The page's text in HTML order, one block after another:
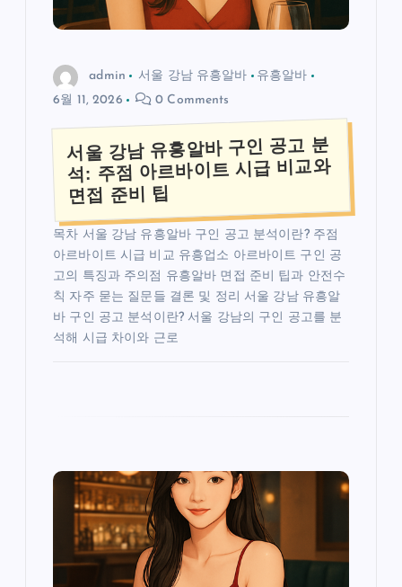
admin 서울 강남 유흥알바
유흥알바
6월 11, 2026
0 Comments
서울 강남 유흥알바 구인 공고 분
석: 주점 아르바이트 시급 비교와
면접 준비 팁
목차 서울 강남 유흥알바 구인 공고 분석이란? 주점
아르바이트 시급 비교 유흥업소 아르바이트 구인 공
고의 특징과 주의점 유흥알바 면접 준비 팁과 안전수
칙 자주 묻는 질문들 결론 및 정리 서울 강남 유흥알
바 구인 공고 분석이란? 서울 강남의 구인 공고를 분
석해 시급 차이와 근로